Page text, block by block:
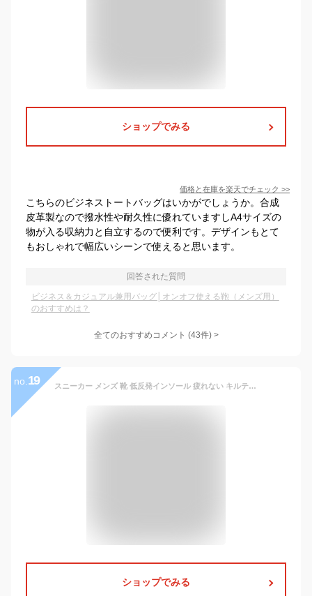
ショップでみる
価格と在庫を楽天でチェック >>
こちらのビジネストートバッグはいかがでしょうか。合成
皮革製なので撥水性や耐久性に優れていますしA4サイズの
物が入る収納力と自立するので便利です。デザインもとて
もおしゃれで幅広いシーンで使えると思います。
回答された質問
ビジネス＆カジュアル兼用バッグ│オンオフ使える鞄（メンズ用）
のおすすめは？
全てのおすすめコメント (43件) >
no. 19 スニーカー メンズ 靴 低反発インソール 疲れない キルティング おしゃれ 白 ホワイト 黒 ブラック 紺色 ネイビー 人気 おしゃれ カジュアルシューズ ローカット 通勤 通学 普段履き 休日 仕事 シンプル 大きいサイズ ジェイキックス JAYKICKS JK1312
ショップでみる